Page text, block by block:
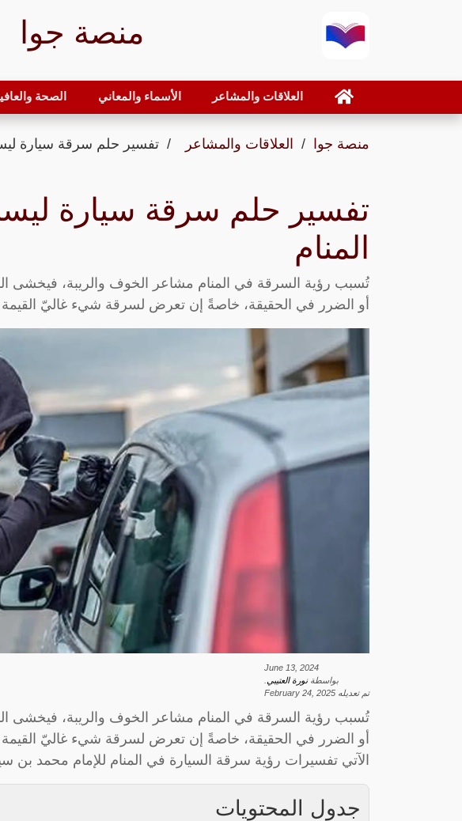
منصة جوا
العلاقات والمشاعر الأسماء والمعاني الصحة
منصة جوا العلاقات والمشاعر تفسير حلم سرقة سيارة
تفسير حلم سرقة سيارة
المنام
تُسبب رؤية السرقة في المنام مشاعر الخوف والريبة، فيخشى
أو الضرر في الحقيقة، خاصةً إن تعرض لسرقة شيء غاليّ القيمة
June 13, 2024
بواسطةنورة العتيبي
تم تعديله February 24, 2025
تُسبب رؤية السرقة في المنام مشاعر الخوف والريبة، فيخشى
أو الضرر في الحقيقة، خاصةً إن تعرض لسرقة شيء غاليّ القيمة
الآتي تفسيرات رؤية سرقة السيارة في المنام للإمام محمد بن
جدول المحتويات